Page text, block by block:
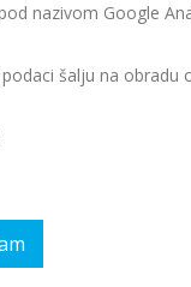
nazivom Google
šalju na obradu